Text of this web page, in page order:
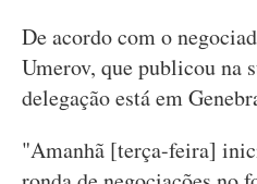
De acordo com o
Umerov, que publicou na
delegação está em
"Amanhã [terça-feira]